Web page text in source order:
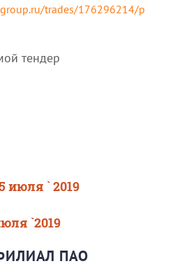
trades/176296214/p
тендер
июля ` 2019
`2019
ПАО